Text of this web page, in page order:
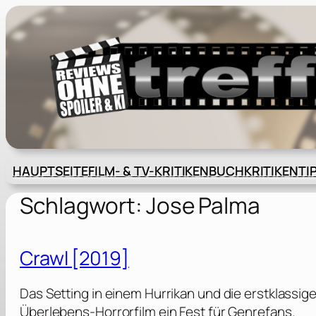
Zum
Inhalt
springen
HAUPTSEITEFILM- & TV-KRITIKENBUCHKRITIKEN
Schlagwort:Jose Palma
Crawl [2019]
Das Setting in einem Hurrikan und die
Überlebens-Horrorfilm ein Fest für Genrefans.